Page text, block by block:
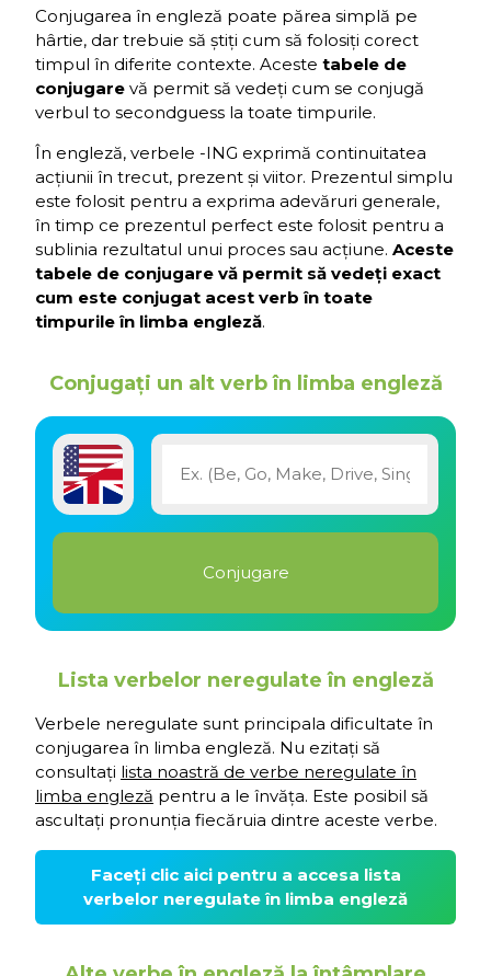
Conjugarea în engleză poate părea simplă pe
hârtie, dar trebuie să știți cum să folosiți corect
timpul în diferite contexte. Aceste tabele de
conjugare vă permit să vedeți cum se conjugă
verbul to secondguess la toate timpurile.
În engleză, verbele -ING exprimă continuitatea
acțiunii în trecut, prezent și viitor. Prezentul simplu
este folosit pentru a exprima adevăruri generale,
în timp ce prezentul perfect este folosit pentru a
sublinia rezultatul unui proces sau acțiune. Aceste
tabele de conjugare vă permit să vedeți exact
cum este conjugat acest verb în toate
timpurile în limba engleză.
Conjugați un alt verb în limba engleză
Lista verbelor neregulate în engleză
Verbele neregulate sunt principala dificultate în
conjugarea în limba engleză. Nu ezitați să
consultați lista noastră de verbe neregulate în
limba engleză pentru a le învăța. Este posibil să
ascultați pronunția fiecăruia dintre aceste verbe.
Faceți clic aici pentru a accesa lista
verbelor neregulate în limba engleză